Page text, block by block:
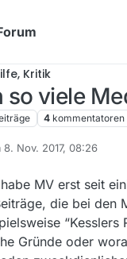
Kritik
so viele
4 kommentatoren
8. Nov. 2017, 08:26
von
MV erst seit
die bei den
“Kesslers
Gründe oder